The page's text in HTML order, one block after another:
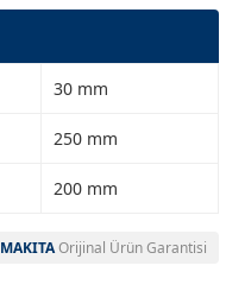
30 mm
250 mm
200 mm
MAKITAOrijinal Ürün Garantisi